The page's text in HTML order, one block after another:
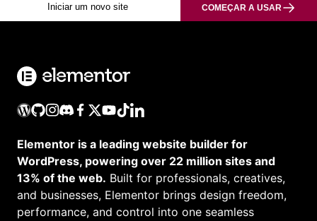
Iniciar um novo site COMEÇAR A USAR
Elementor is a leading website builder for
WordPress, powering over 22 million sites and
13% of the web. Built for professionals, creatives,
and businesses, Elementor brings design freedom,
performance, and control into one seamless